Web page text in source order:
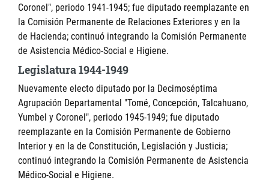
Coronel", periodo 1941-1945; fue diputado reemplazante en
la Comisión Permanente de Relaciones Exteriores y en la
de Hacienda; continuó integrando la Comisión Permanente
de Asistencia Médico-Social e Higiene.
Legislatura 1944-1949
Nuevamente electo diputado por la Decimoséptima
Agrupación Departamental "Tomé, Concepción, Talcahuano,
Yumbel y Coronel", periodo 1945-1949; fue diputado
reemplazante en la Comisión Permanente de Gobierno
Interior y en la de Constitución, Legislación y Justicia;
continuó integrando la Comisión Permanente de Asistencia
Médico-Social e Higiene.